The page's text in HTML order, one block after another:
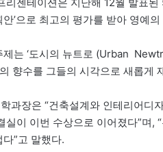
’으로 최고의 평가를 받아 영예
는 ‘도시의 뉴트로 (Urban
향수를 그들의 시각으로 새롭게
과장은 “건축설계와 인테리어
실이 이번 수상으로 이어졌다”며
”고 말했다.